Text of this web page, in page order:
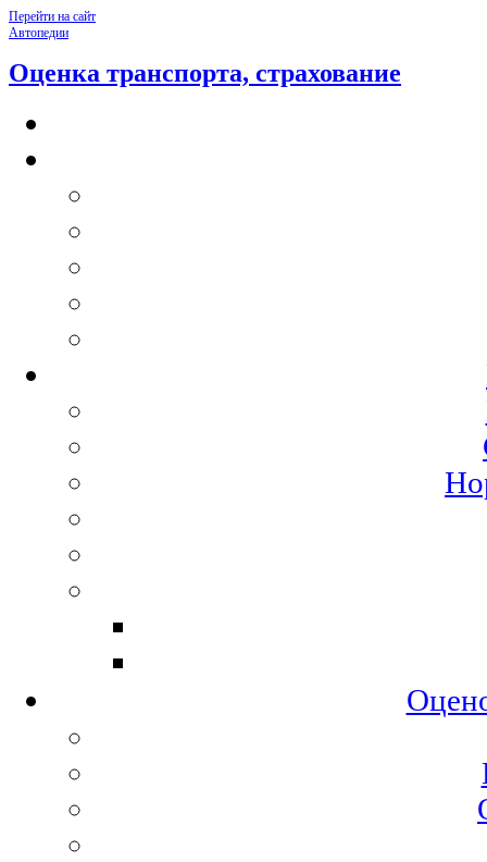
Перейти на сайт
Автопедии
Оценка транспорта, страхование